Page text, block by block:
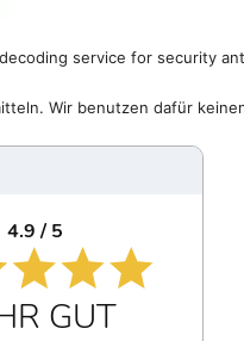
service for security
Wir benutzen dafür
4.9 / 5
GUT